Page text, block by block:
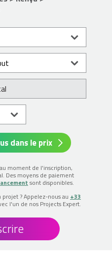
dans le prix
au moment de l'inscription,
Des moyens de paiement
sont disponibles.
? Appelez-nous au +33
l'un de nos Projects Expert.